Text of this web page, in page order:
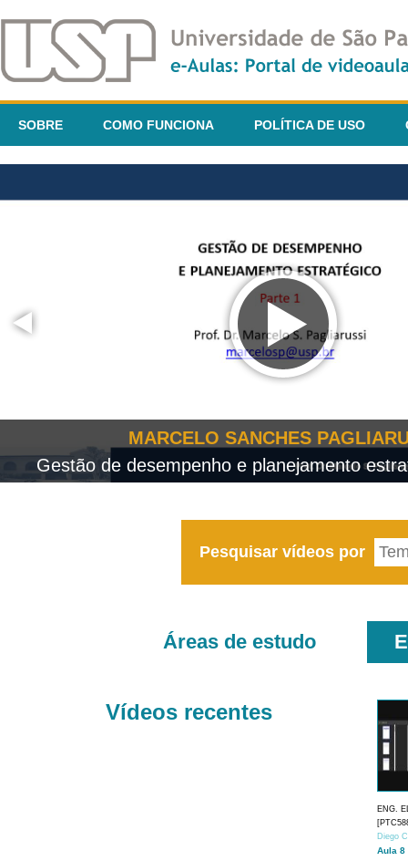
SOBRE COMO FUNCIONA POLÍTICA DE USO
MARCELO SANCHES
Gestão de desempenho e planejamento
Pesquisar vídeos por
Áreas de estudo
Vídeos recentes
ENG.
Diego
Aula 8